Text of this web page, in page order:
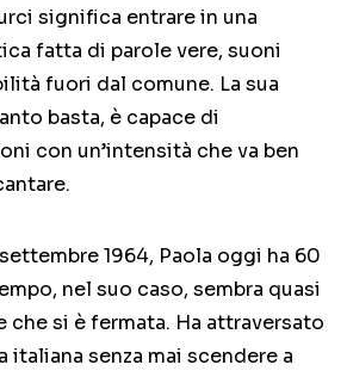
significa entrare in una
fatta di parole vere, suoni
fuori dal comune. La sua
basta, è capace di
con un’intensità che va ben
1964, Paola oggi ha 60
nel suo caso, sembra quasi
che si è fermata. Ha attraversato
italiana senza mai scendere a